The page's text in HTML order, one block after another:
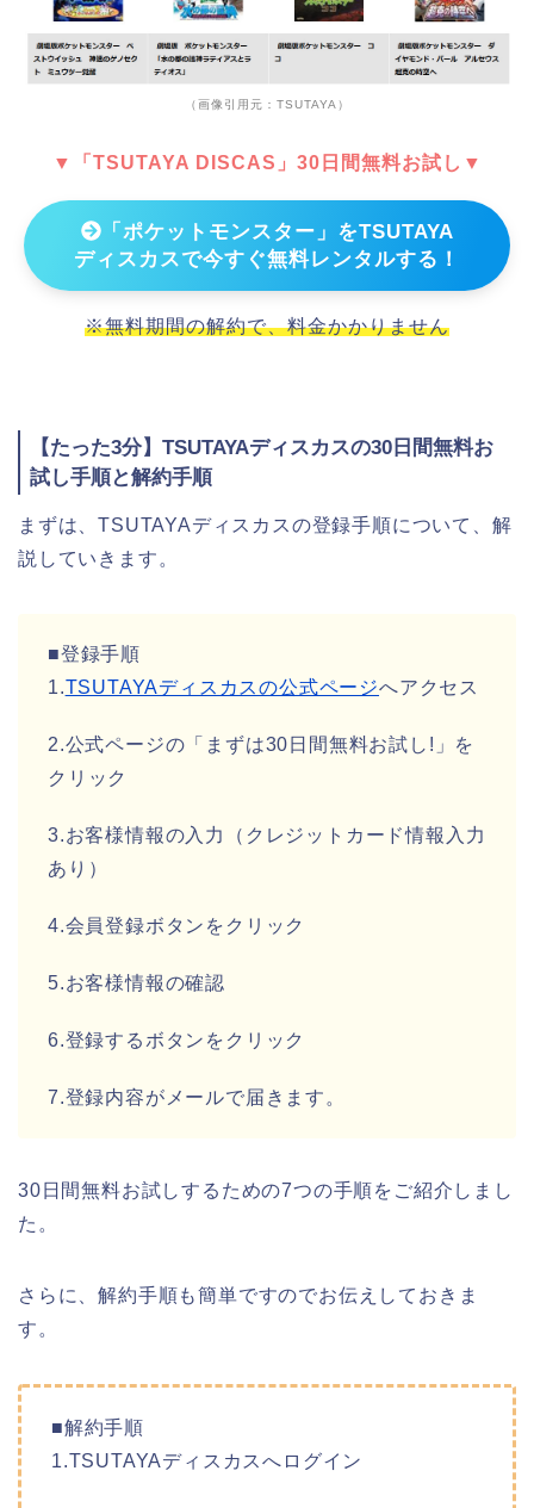
（画像引用元：TSUTAYA）
▼「TSUTAYA DISCAS」30日間無料お試し▼
「ポケットモンスター」をTSUTAYA
ディスカスで今すぐ無料レンタルする！
※無料期間の解約で、料金かかりません
【たった3分】TSUTAYAディスカスの30日間無料お
試し手順と解約手順
まずは、TSUTAYAディスカスの登録手順について、解
説していきます。
■登録手順
1.TSUTAYAディスカスの公式ページへアクセス
2.公式ページの「まずは30日間無料お試し!」を
クリック
3.お客様情報の入力（クレジットカード情報入力
あり）
4.会員登録ボタンをクリック
5.お客様情報の確認
6.登録するボタンをクリック
7.登録内容がメールで届きます。
30日間無料お試しするための7つの手順をご紹介しまし
た。
さらに、解約手順も簡単ですのでお伝えしておきま
す。
■解約手順
1.TSUTAYAディスカスへログイン